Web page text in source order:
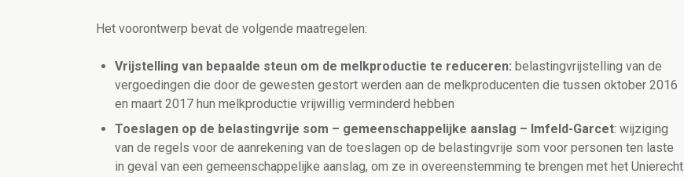
Het voorontwerp bevat de volgende maatregelen:
Vrijstelling van bepaalde steun om de melkproductie te reduceren: belastingvrijstelling van de
vergoedingen die door de gewesten gestort werden aan de melkproducenten die tussen oktober 2016
en maart 2017 hun melkproductie vrijwillig verminderd hebben
Toeslagen op de belastingvrije som – gemeenschappelijke aanslag – Imfeld-Garcet: wijziging
van de regels voor de aanrekening van de toeslagen op de belastingvrije som voor personen ten laste
in geval van een gemeenschappelijke aanslag, om ze in overeenstemming te brengen met het Unierecht